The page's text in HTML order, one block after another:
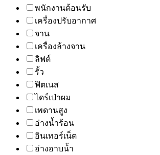
พนักงานต้อนรับ
เครื่องปรับอากาศ
จาน
เครื่องล้างจาน
ลิฟต์
รั้ว
ฟิตเนส
ไดร์เป่าผม
เพดานสูง
อ่างน้ำร้อน
อินเทอร์เน็ต
อ่างอาบน้ำ